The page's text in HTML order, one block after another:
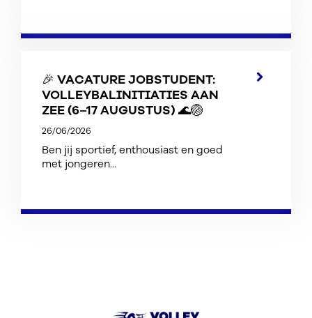
🎉 VACATURE JOBSTUDENT:
VOLLEYBALINITIATIES AAN
ZEE (6–17 AUGUSTUS) 🌊🏐
26/06/2026
Ben jij sportief, enthousiast en goed
met jongeren...